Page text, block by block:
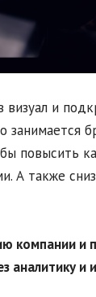
визуал и
занимается
повысить
А также
компании и
и